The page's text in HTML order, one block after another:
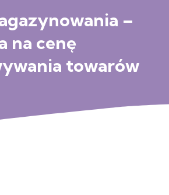
–
na cenę
towarów